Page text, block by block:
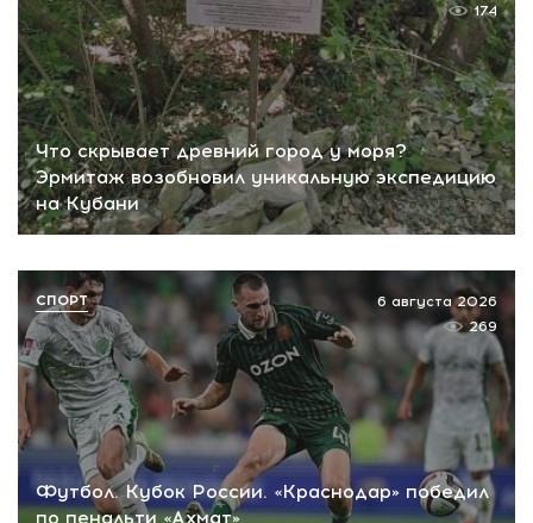
Что скрывает древний город у моря?
Эрмитаж возобновил уникальную экспедицию
на Кубани
174
Футбол. Кубок России. «Краснодар» победил
по пенальти «Ахмат»
6 августа 2026
269
СПОРТ